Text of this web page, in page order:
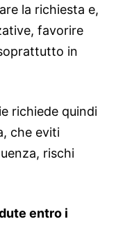
la richiesta e,
favorire
in
richiede quindi
che eviti
rischi
entro i